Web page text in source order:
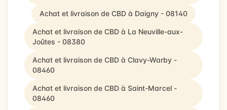
Achat et livraison de CBD à Daigny - 08140
Achat et livraison de CBD à La Neuville-aux-
Joûtes - 08380
Achat et livraison de CBD à Clavy-Warby -
08460
Achat et livraison de CBD à Saint-Marcel -
08460